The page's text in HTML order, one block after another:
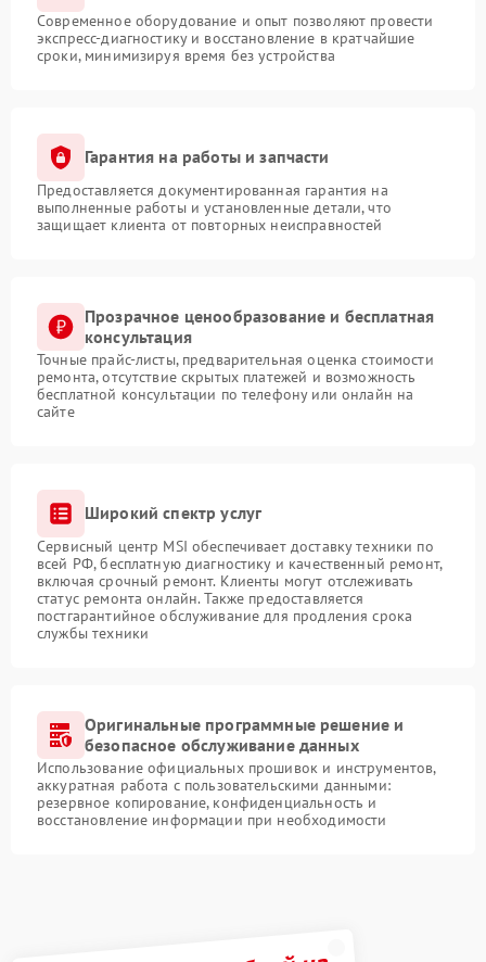
Современное оборудование и опыт позволяют провести
экспресс-диагностику и восстановление в кратчайшие
сроки, минимизируя время без устройства
Гарантия на работы и запчасти
Предоставляется документированная гарантия на
выполненные работы и установленные детали, что
защищает клиента от повторных неисправностей
Прозрачное ценообразование и бесплатная
консультация
Точные прайс-листы, предварительная оценка стоимости
ремонта, отсутствие скрытых платежей и возможность
бесплатной консультации по телефону или онлайн на
сайте
Широкий спектр услуг
Сервисный центр MSI обеспечивает доставку техники по
всей РФ, бесплатную диагностику и качественный ремонт,
включая срочный ремонт. Клиенты могут отслеживать
статус ремонта онлайн. Также предоставляется
постгарантийное обслуживание для продления срока
службы техники
Оригинальные программные решение и
безопасное обслуживание данных
Использование официальных прошивок и инструментов,
аккуратная работа с пользовательскими данными:
резервное копирование, конфиденциальность и
восстановление информации при необходимости